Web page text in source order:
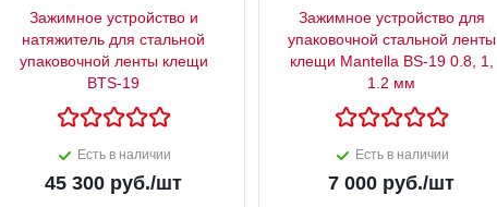
Зажимное устройство и
натяжитель для стальной
упаковочной ленты клещи
BTS-19
Есть в наличии
45 300 руб./шт
Зажимное устройство для
упаковочной стальной ленты
клещи Mantella BS-19 0.8, 1,
1.2 мм
Есть в наличии
7 000 руб./шт